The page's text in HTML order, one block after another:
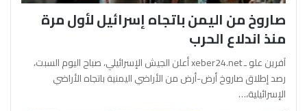
صاروخ من اليمن باتجاه إسرائيل لأول مرة
منذ اندلاع الحرب
آفرين علو ـ xeber24.net أعلن الجيش الإسرائيلي، صباح اليوم السبت،
رصد إطلاق صاروخ أرض-أرض من الأراضي اليمنية باتجاه الأراضي
الإسرائيلية،…